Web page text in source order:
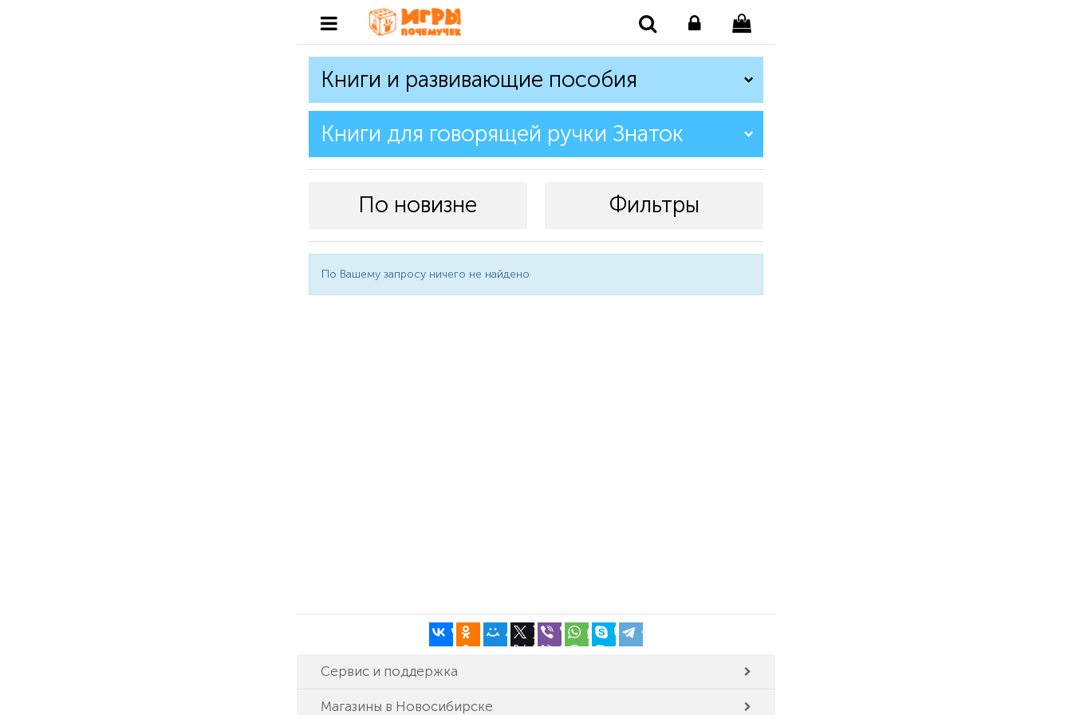
Книги и развивающие пособия
Книги для говорящей ручки Знаток
По новизне Фильтры
По Вашему запросу ничего не найдено
Сервис и поддержка
Магазины в Новосибирске